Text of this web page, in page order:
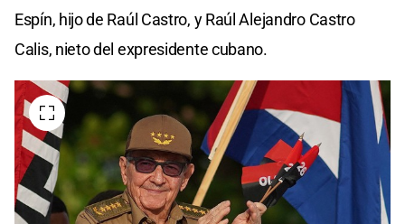
Espín, hijo de Raúl Castro, y Raúl Alejandro Castro
Calis, nieto del expresidente cubano.